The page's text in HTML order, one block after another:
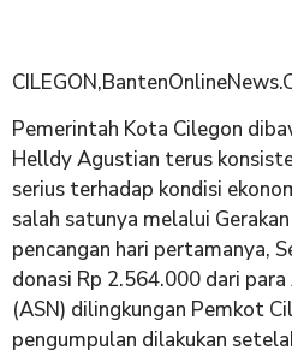
Pemerintah Kota Cilegon
Helldy Agustian terus
serius terhadap kondisi
salah satunya melalui
pencangan hari pertamanya,
donasi Rp 2.564.000 dari
(ASN) dilingkungan Pemkot
pengumpulan dilakukan